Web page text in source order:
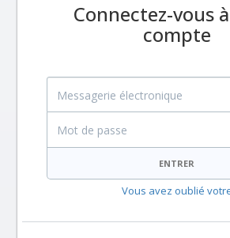
Connectez-vous
compte
Messagerie électronique
ENTRER
Vous avez oublié